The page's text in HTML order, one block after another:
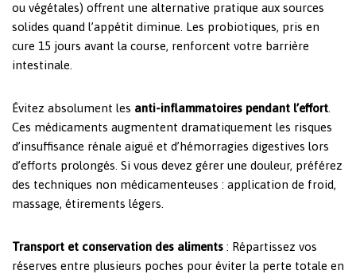
ou végétales) offrent une alternative pratique aux sources
solides quand l’appétit diminue. Les probiotiques, pris en
cure 15 jours avant la course, renforcent votre barrière
intestinale.
Évitez absolument les anti-inflammatoires pendant l’effort
Ces médicaments augmentent dramatiquement les risques
d’insuffisance rénale aiguë et d’hémorragies digestives lors
d’efforts prolongés. Si vous devez gérer une douleur, préférez
des techniques non médicamenteuses : application de froid,
massage, étirements légers.
Transport et conservation des aliments : Répartissez vos
réserves entre plusieurs poches pour éviter la perte totale en